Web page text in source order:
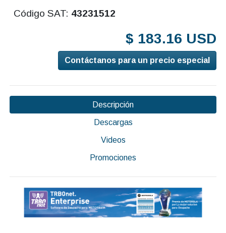
Código SAT: 43231512
$ 183.16 USD
Contáctanos para un precio especial
Descripción
Descargas
Videos
Promociones